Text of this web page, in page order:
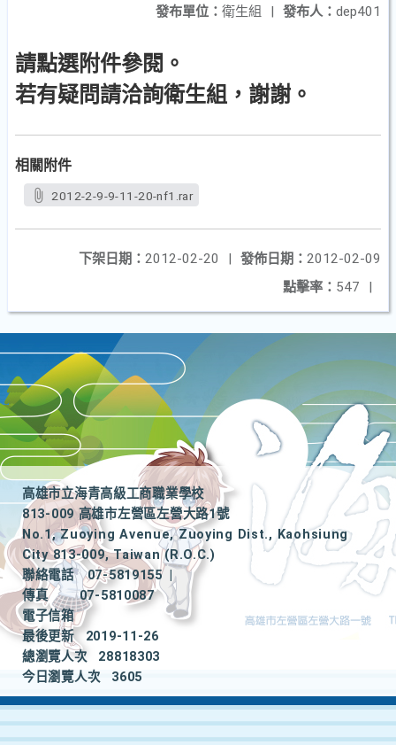
發布人： dep401
發布單位： 衛生組 |
請點選附件參閱。
若有疑問請洽詢衛生組，謝謝。
相關附件
2012-2-9-9-11-20-nf1.rar
發佈日期： 2012-02-09
下架日期： 2012-02-20
|
點擊率： 547 |
高雄市立海青高級工商職業學校
813-009 高雄市左營區左營大路1號
No.1, Zuoying Avenue, Zuoying Dist., Kaohsiung
City 813-009, Taiwan (R.O.C.)
聯絡電話
07-5819155
|
傳真
07-5810087
電子信箱
最後更新
2019-11-26
總瀏覽人次
28818303
今日瀏覽人次
3605